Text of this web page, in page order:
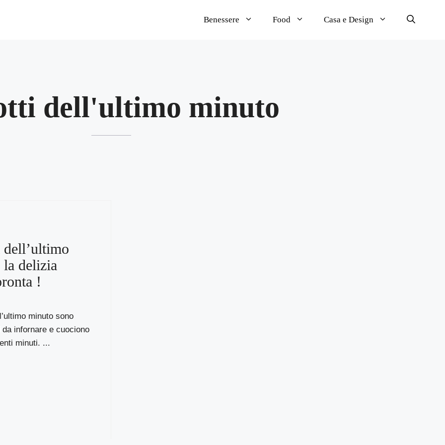
Benessere Food Casa e Design
dell'ultimo minuto
delizia
!
minuto sono
infornare e cuociono
minuti. ...